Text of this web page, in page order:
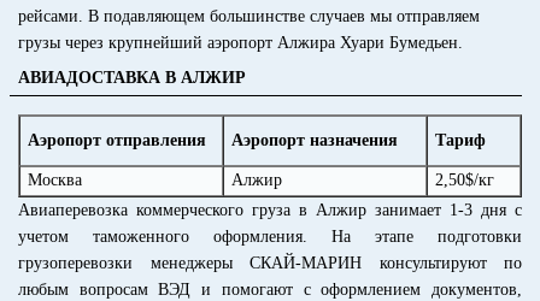
рейсами. В подавляющем большинстве случаев мы отправляем
грузы через крупнейший аэропорт Алжира Хуари Бумедьен.
АВИАДОСТАВКА В АЛЖИР
Аэропорт отправления Аэропорт назначения Тариф
Москва Алжир
2,50$/кг
Авиаперевозка коммерческого груза в Алжир занимает 1-3 дня с
учетом таможенного оформления. На этапе подготовки
грузоперевозки менеджеры СКАЙ-МАРИН консультируют по
любым вопросам ВЭД и помогают с оформлением документов,